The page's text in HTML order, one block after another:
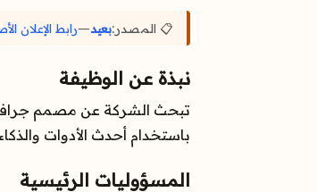
📋 المصدر:بعيد—رابط الإعلان
نبذة عن الوظيفة
تبحث الشركة عن مصمم
باستخدام أحدث الأدوات
المسؤوليات الرئيسية